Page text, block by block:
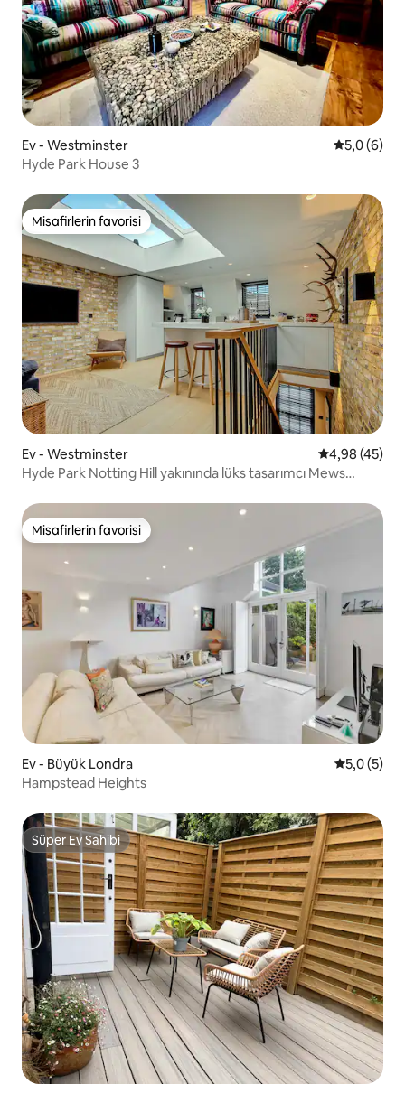
Ev - Westminster 55,0 (6)
Hyde Park House 3
Misafirlerin favorisi
Misafirlerin favorisi
Ev - Westminster 5 üzerinden
4,98 (45)
Hyde Park Notting Hill yakınında lüks tasarımcı Mews
Misafirlerin favorisi
Misafirlerin favorisi
Ev - Büyük Londra 55,0 (5)
Hampstead Heights
Süper Ev Sahibi
Süper Ev Sahibi